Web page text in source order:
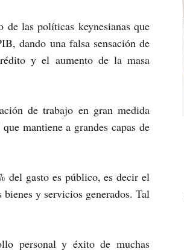
de las políticas keynesianas que
dando una falsa sensación de
y el aumento de la masa
de trabajo en gran medida
mantiene a grandes capas de
del gasto es público, es decir el
y servicios generados. Tal
personal y éxito de muchas